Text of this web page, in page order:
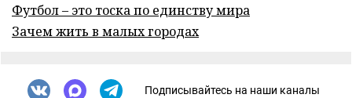
Футбол – это тоска по единству мира
Зачем жить в малых городах
Подписывайтесь на наши каналы